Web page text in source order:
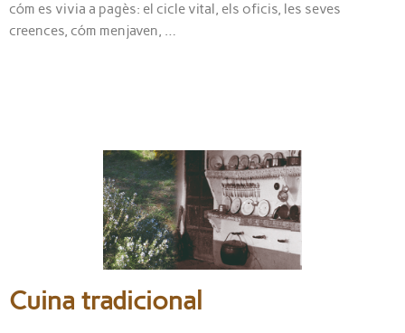
cóm es vivia a pagès: el cicle vital, els oficis, les seves
creences, cóm menjaven, …
Cuina tradicional